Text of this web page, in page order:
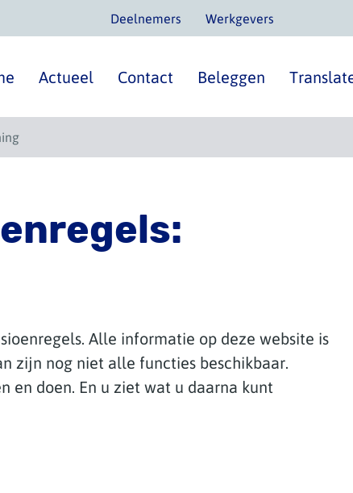
Deelnemers Werkgevers
Actueel Contact Beleggen
Alle informatie op deze website is
zijn nog niet alle functies beschikbaar.
en doen. En u ziet wat u daarna kunt